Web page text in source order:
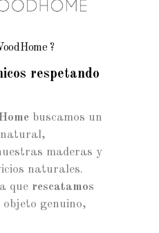
?
respetando
buscamos un
natural,
maderas y
naturales.
que rescatamos
genuino,